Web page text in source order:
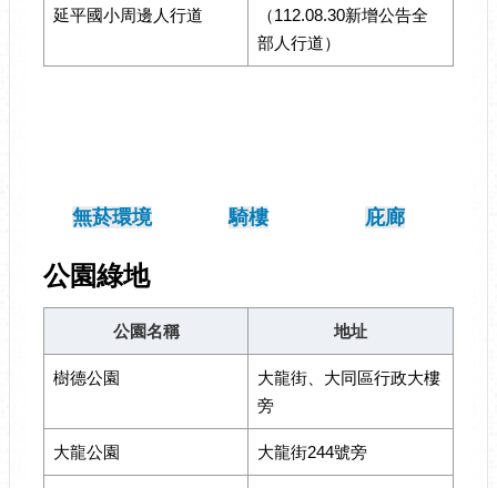
延平國小周邊人行道
（112.08.30新增公告全
部人行道）
無菸環境 騎樓 庇廊
公園綠地
公園名稱 地址
樹德公園
大龍街、大同區行政大樓
旁
大龍公園 大龍街244號旁